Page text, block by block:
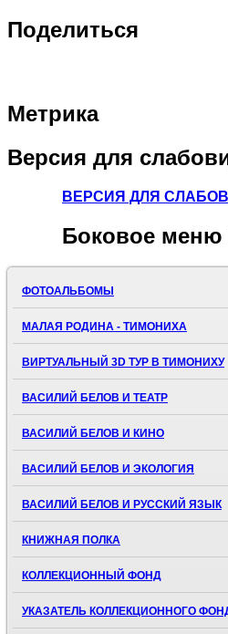
Поделиться
Метрика
Версия для
ВЕРСИЯ ДЛЯ
Боковое меню
ФОТОАЛЬБОМЫ
МАЛАЯ РОДИНА - ТИМОНИХА
ВИРТУАЛЬНЫЙ 3D ТУР В ТИМОНИХУ
ВАСИЛИЙ БЕЛОВ И ТЕАТР
ВАСИЛИЙ БЕЛОВ И КИНО
ВАСИЛИЙ БЕЛОВ И ЭКОЛОГИЯ
ВАСИЛИЙ БЕЛОВ И РУССКИЙ ЯЗЫК
КНИЖНАЯ ПОЛКА
КОЛЛЕКЦИОННЫЙ ФОНД
УКАЗАТЕЛЬ КОЛЛЕКЦИОННОГО